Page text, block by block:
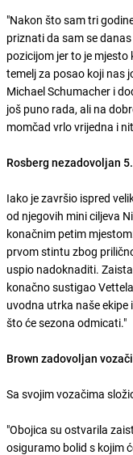
"Nakon što sam tri
priznati da sam se
pozicijom jer to je mjesto
temelj za posao koji nas
Michael Schumacher i
još puno rada, ali na
momčad vrlo vrijedna i
Rosberg nezadovoljan
Iako je završio ispred
od njegovih mini ciljeva
konačnim petim
prvom stintu zbog
uspio nadoknaditi.
konačno sustigao
uvodna utrka naše
što će sezona odmicati."
Brown zadovoljan
Sa svojim vozačima
"Obojica su ostvarila
osiguramo bolid s kojim